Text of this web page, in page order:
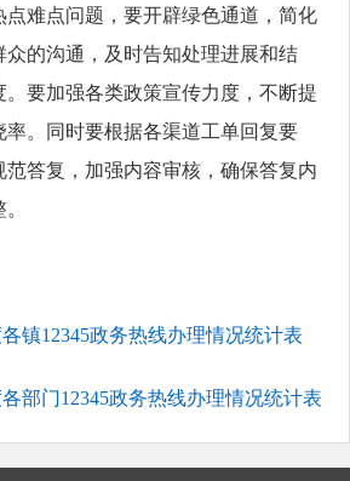
点难点问题，要开辟绿色通道，简化
众的沟通，及时告知处理进展和结
要加强各类政策宣传力度，不断提
率。同时要根据各渠道工单回复要
答复，加强内容审核，确保答复内
镇12345政务热线办理情况统计表
部门12345政务热线办理情况统计表